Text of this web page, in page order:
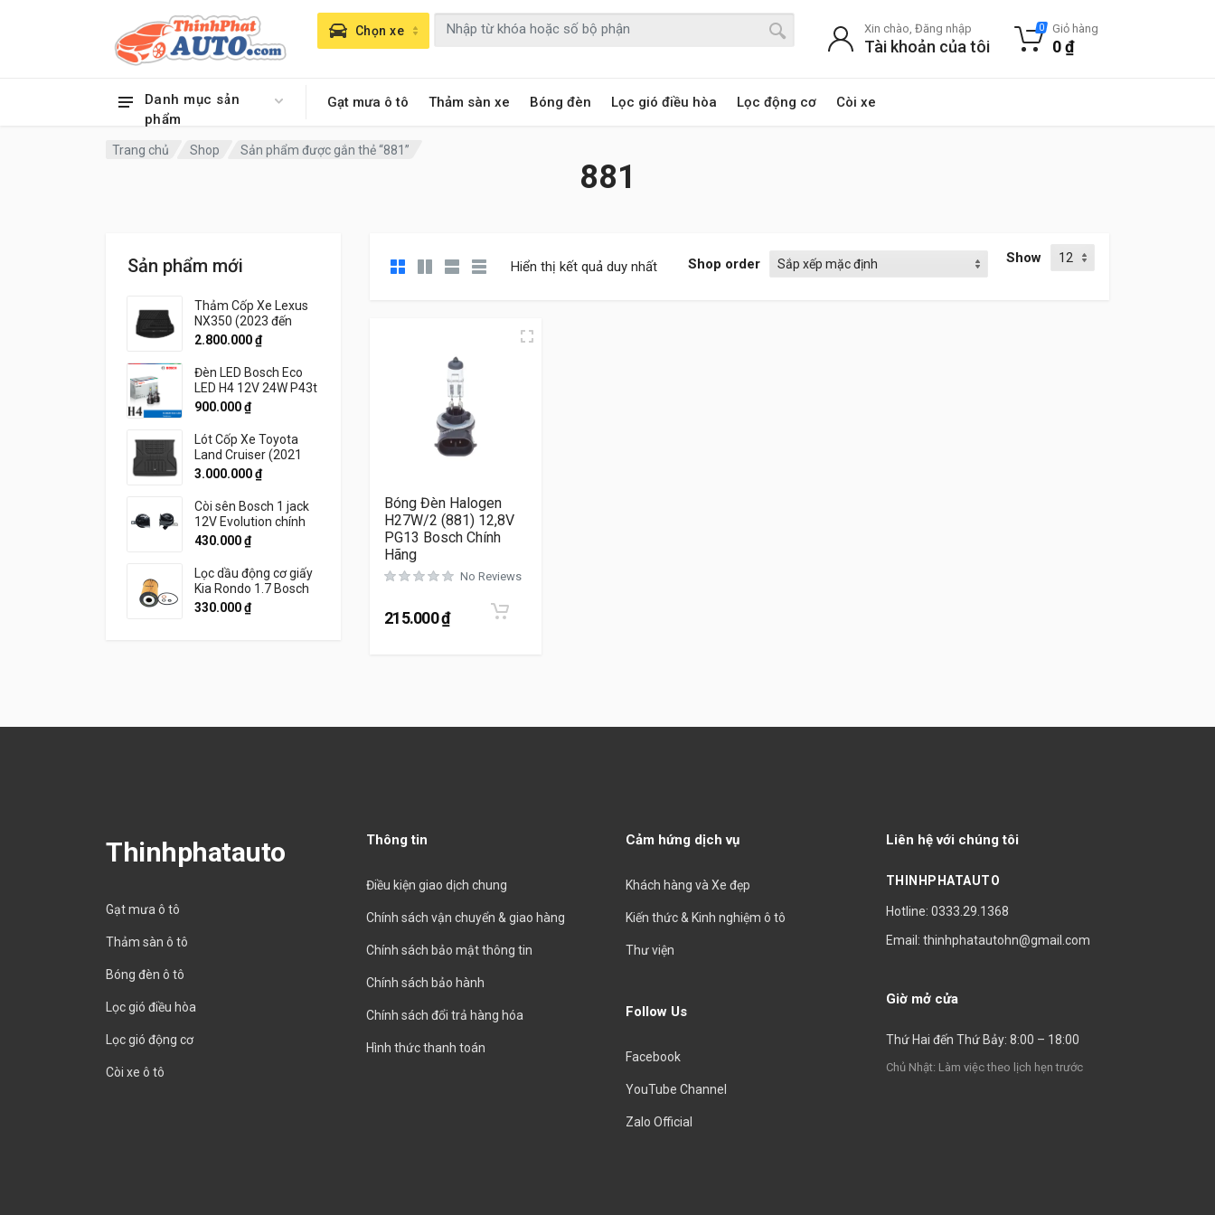
Danh mục sản
phẩm
Gạt mưa ô tô Thảm sàn xe Bóng đèn Lọc gió điều hòa Lọc động cơ Còi xe
Chọn xe Xin chào, Đăng nhập
Tài khoản của tôi
0 Giỏ hàng
0₫
Trang chủ Shop Sản phẩm được gắn thẻ “881”
881
Sản phẩm mới
Thảm Cốp Xe Lexus
NX350 (2023 đến
2026) Thương hiệu
3W Chính Hãng
2.800.000₫
Đèn LED Bosch Eco
LED H4 12V 24W P43t
900.000₫
Lót Cốp Xe Toyota
Land Cruiser (2021
đến 2026) Thương
Hiệu 3W Chính Hãng
3.000.000₫
Còi sên Bosch 1 jack
12V Evolution chính
hãng
430.000₫
Lọc dầu động cơ giấy
Kia Rondo 1.7 Bosch
330.000₫
Hiển thị kết quả duy nhất Shop order Show
Bóng Đèn Halogen
H27W/2 (881) 12,8V
PG13 Bosch Chính
Hãng
No Reviews
215.000₫
Thinhphatauto
Gạt mưa ô tô
Thảm sàn ô tô
Bóng đèn ô tô
Lọc gió điều hòa
Lọc gió động cơ
Còi xe ô tô
Thông tin
Điều kiện giao dịch chung
Chính sách vận chuyển & giao hàng
Chính sách bảo mật thông tin
Chính sách bảo hành
Chính sách đổi trả hàng hóa
Hình thức thanh toán
Cảm hứng dịch vụ
Khách hàng và Xe đẹp
Kiến thức & Kinh nghiệm ô tô
Thư viện
Follow Us
Facebook
YouTube Channel
Zalo Official
Liên hệ với chúng tôi
THINHPHATAUTO
Hotline: 0333.29.1368
Email: thinhphatautohn@gmail.com
Giờ mở cửa
Thứ Hai đến Thứ Bảy: 8:00 – 18:00
Chủ Nhật: Làm việc theo lịch hẹn trước